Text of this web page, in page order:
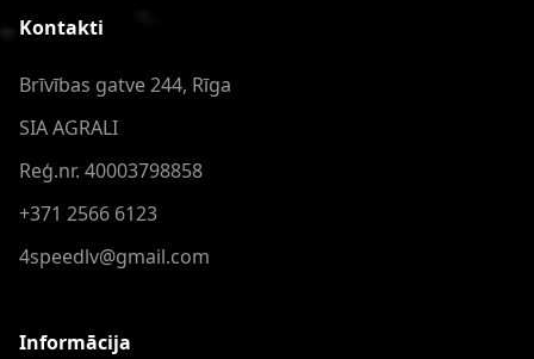
Kontakti
Brīvības gatve 244, Rīga
SIA AGRALI
Reģ.nr. 40003798858
+371 2566 6123
4speedlv@gmail.com
Informācija